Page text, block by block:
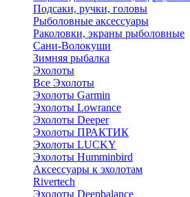
Подсаки, ручки, головы
Рыболовные аксессуары
Раколовки, экраны рыболовные
Сани-Волокуши
Зимняя рыбалка
Эхолоты
Все Эхолоты
Эхолоты Garmin
Эхолоты Lowrance
Эхолоты Deeper
Эхолоты ПРАКТИК
Эхолоты LUCKY
Эхолоты Humminbird
Аксессуары к эхолотам
Rivertech
Эхолоты Deepbalance